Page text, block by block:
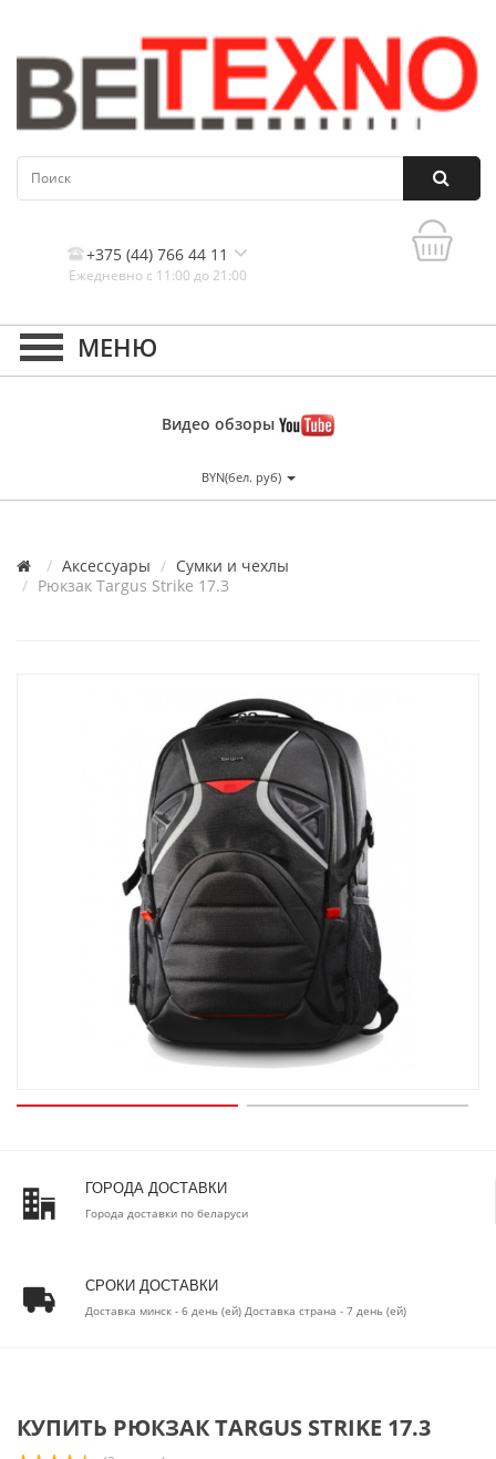
+375 (44) 766 44 11
Ежедневно с 11:00 до 21:00
Контакты, и схема проезда
Видео обзоры
BYN(бел. руб)
Аксессуары
Сумки и чехлы
Рюкзак Targus Strike 17.3
ГОРОДА ДОСТАВКИ
Города доставки по беларуси
СРОКИ ДОСТАВКИ
Доставка минск - 6 день (ей) Доставка страна - 7 день (ей)
КУПИТЬ РЮКЗАК TARGUS STRIKE 17.3